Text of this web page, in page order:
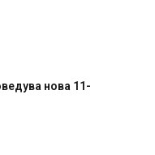
нова 11-